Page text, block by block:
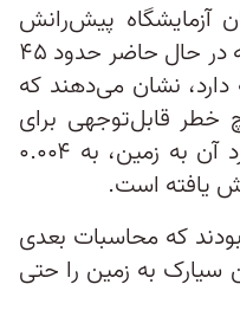
آزمایشگاه پیش‌رانش
جت ناسا از مدار این سیارک که در حال حاضر حدود ۴۵
دارد، نشان می‌دهند که
خطر قابل‌توجهی برای
سیاره ما ندارد و احتمال برخورد آن به زمین، به ۰.۰۰۴
یافته است.
که محاسبات بعدی
سیارک به زمین را حتی